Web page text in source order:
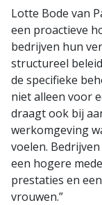
Lotte Bode van
een proactieve
bedrijven hun
structureel
de specifieke
niet alleen voor
draagt ook bij
werkomgeving
voelen.
een hogere
prestaties en
vrouwen.”